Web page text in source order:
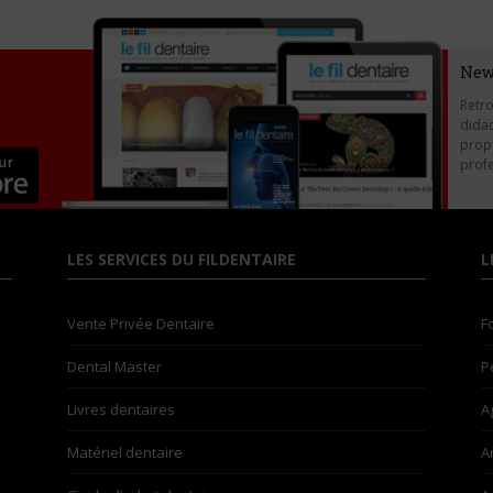
LES SERVICES DU FILDENTAIRE
Vente Privée Dentaire
Dental Master
Livres dentaires
Matériel dentaire